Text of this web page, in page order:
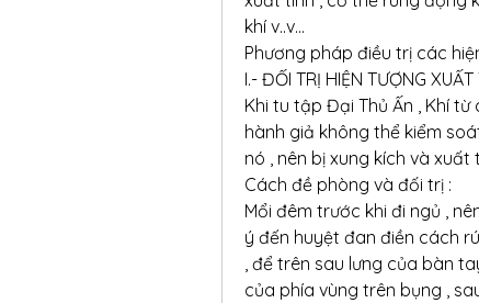
khí v..v...
Phương pháp điều trị các
I.- ĐỐI TRỊ HIỆN TƯỢNG XUẤT
Khi tu tập Đại Thủ Ấn , Khí
hành giả không thể kiểm
nó , nên bị xung kích và xuất
Cách đề phòng và đối trị :
Mổi đêm trước khi đi ngủ ,
ý đến huyệt đan điền cách
, để trên sau lưng của bàn
của phía vùng trên bụng ,